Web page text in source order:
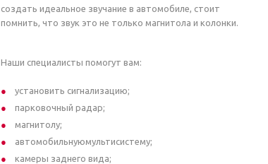
создать идеальное звучание в автомобиле, стоит
помнить, что звук это не только магнитола и колонки.
Наши специалисты помогут вам:
установить сигнализацию;
парковочный радар;
магнитолу;
автомобильнуюмультисистему;
камеры заднего вида;